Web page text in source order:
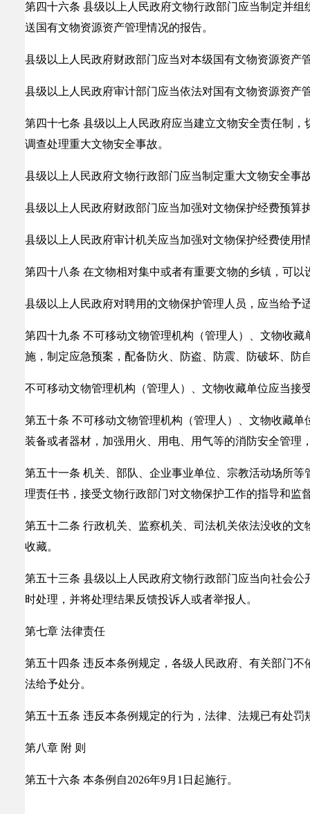
第四十六条 县级以上人民政府文物行政部门应当制定并
送国有文物资源资产管理情况的报告。
县级以上人民政府财政部门应当对本级国有文物资源资产
县级以上人民政府审计部门应当依法对国有文物资源资产
第四十七条 县级以上人民政府应当建立文物安全责任制
调查处理重大文物安全事故。
县级以上人民政府文物行政部门应当制定重大文物安全
县级以上人民政府财政部门应当加强对文物保护经费预算
县级以上人民政府审计机关应当加强对文物保护经费使用
第四十八条 在文物相对集中或者有重要文物的乡镇，可
县级以上人民政府对聘用的文物保护管理人员，应当给予
第四十九条 不可移动文物管理机构（管理人）、文物收
施，制定应急预案，配备防火、防盗、防震、防破坏、
不可移动文物管理机构（管理人）、文物收藏单位应当接
第五十条 不可移动文物管理机构（管理人）、文物收藏
装备或者器材，加强用火、用电、用气等的消防安全管
第五十一条 机关、部队、企业事业单位、宗教活动场所
理责任书，接受文物行政部门对文物保护工作的指导和监
第五十二条 行政机关、监察机关、司法机关依法没收的
收藏。
第五十三条 县级以上人民政府文物行政部门应当向社会
时处理，并将处理结果反馈投诉人或者举报人。
第七章 法律责任
第五十四条 违反本条例规定，各级人民政府、有关部门
法给予处分。
第五十五条 违反本条例规定的行为，法律、法规已有处罚
第八章 附 则
第五十六条 本条例自2026年9月1日起施行。